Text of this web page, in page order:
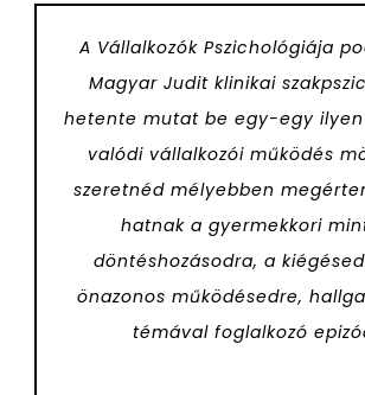
A Vállalkozók Pszichológiája
Magyar Judit klinikai
hetente mutat be egy-egy
valódi vállalkozói működés
szeretnéd mélyebben
hatnak a gyermekkori
döntéshozásodra, a
önazonos működésedre,
témával foglalkozó